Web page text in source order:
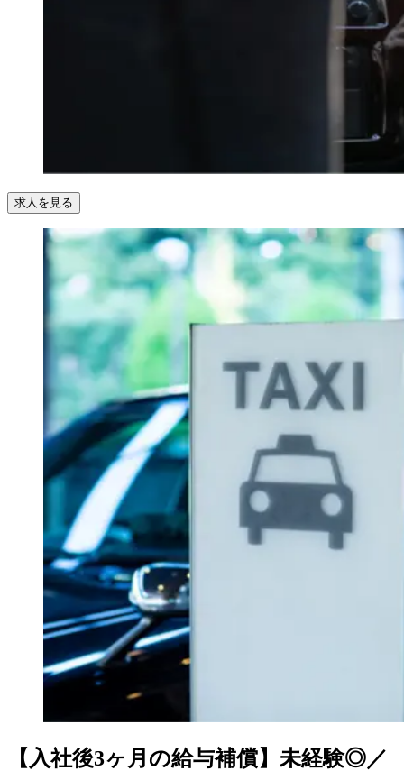
求人を見る
【入社後3ヶ月の給与補償】未経験◎／